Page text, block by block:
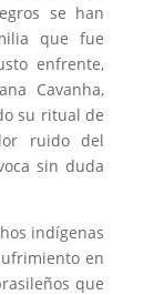
se han
que fue
enfrente,
Cavanha,
su ritual de
ruido del
sin duda
indígenas
en
que